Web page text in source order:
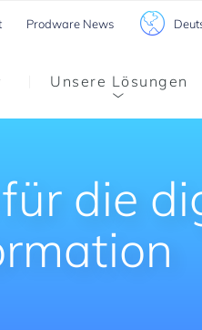
Prodware News
Unsere Lösungen
die